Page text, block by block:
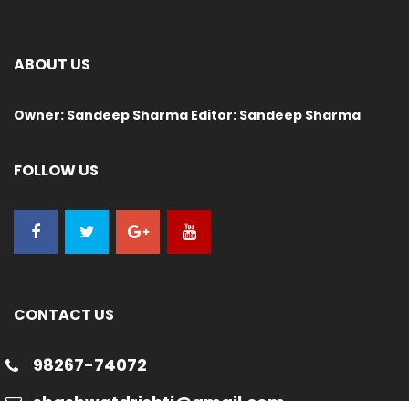
ABOUT US
Owner: Sandeep Sharma Editor: Sandeep Sharma
FOLLOW US
CONTACT US
98267-74072